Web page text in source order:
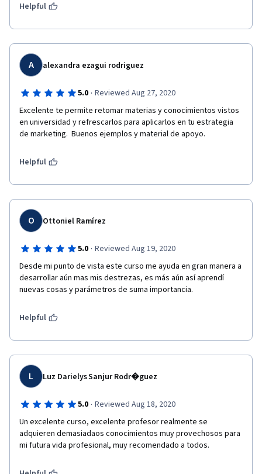
Helpful
A alexandra ezagui rodriguez
5.0 · Reviewed Aug 27, 2020
Excelente te permite retomar materias y conocimientos vistos
en universidad y refrescarlos para aplicarlos en tu estrategia
de marketing.  Buenos ejemplos y material de apoyo.
Helpful
O Ottoniel Ramírez
5.0 · Reviewed Aug 19, 2020
Desde mi punto de vista este curso me ayuda en gran manera a
desarrollar aún mas mis destrezas, es más aún así aprendí
nuevas cosas y parámetros de suma importancia.
Helpful
L Luz Darielys Sanjur Rodr�guez
5.0 · Reviewed Aug 18, 2020
Un excelente curso, excelente profesor realmente se
adquieren demasiadaos conocimientos muy provechosos para
mi futura vida profesional, muy recomendado a todos.